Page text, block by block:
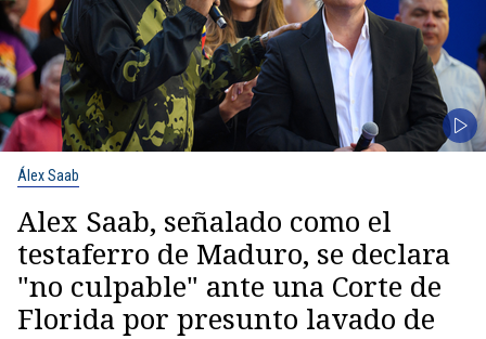
Álex Saab
Alex Saab, señalado como el
testaferro de Maduro, se declara
"no culpable" ante una Corte de
Florida por presunto lavado de